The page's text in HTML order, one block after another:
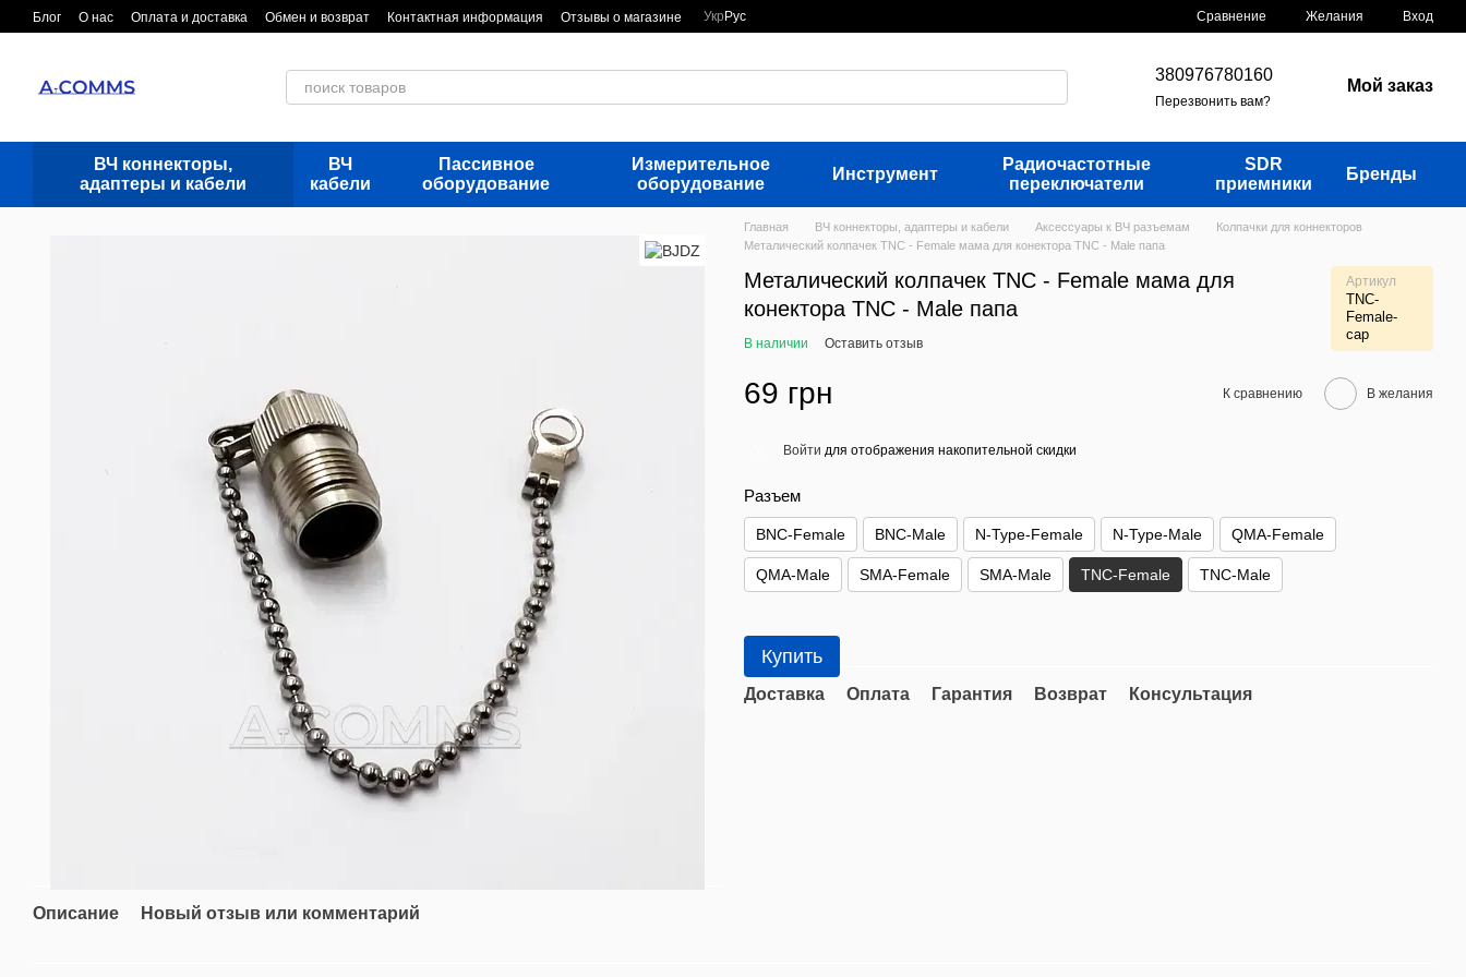
Перейти к основному контенту
Блог О нас Оплата и доставка Обмен и возврат Контактная информация Отзывы о магазине Укр Рус Сравнение Желания Вход
380976780160
Перезвонить вам?
Мой заказ
ВЧ коннекторы,
адаптеры и кабели
ВЧ
кабели
Пассивное
оборудование
Измерительное
оборудование
Инструмент
Радиочастотные
переключатели
SDR
приемники
Бренды
Описание Новый отзыв или комментарий
Главная ВЧ коннекторы, адаптеры и кабели Аксессуары к ВЧ разъемам
Колпачки для коннекторов
Металический колпачек TNC - Female мама для конектора TNC - Male папа
Металический колпачек TNC - Female мама для
конектора TNC - Male папа
Артикул
TNC-
Female-
cap
В наличии Оставить отзыв
69 грн К сравнению В желания
Войти для отображения накопительной скидки
Разъем
BNC-Female BNC-Male N-Type-Female N-Type-Male QMA-Female
QMA-Male SMA-Female SMA-Male TNC-Female TNC-Male
Купить
Доставка Оплата Гарантия Возврат Консультация